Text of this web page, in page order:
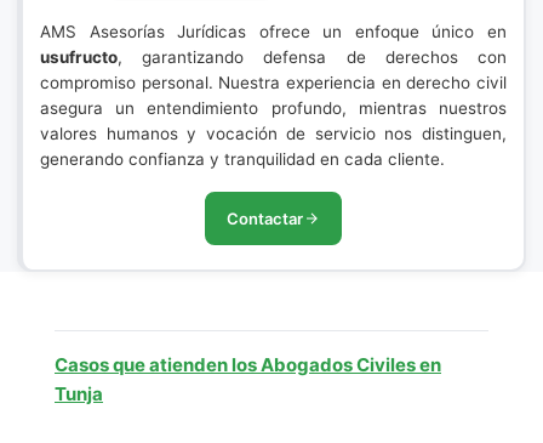
AMS Asesorías Jurídicas ofrece un enfoque único en
usufructo, garantizando defensa de derechos con
compromiso personal. Nuestra experiencia en derecho civil
asegura un entendimiento profundo, mientras nuestros
valores humanos y vocación de servicio nos distinguen,
generando confianza y tranquilidad en cada cliente.
Contactar
Casos que atienden los Abogados Civiles en
Tunja